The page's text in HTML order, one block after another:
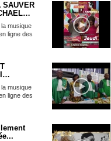
SAUVER
musique
ligne des
musique
ligne des